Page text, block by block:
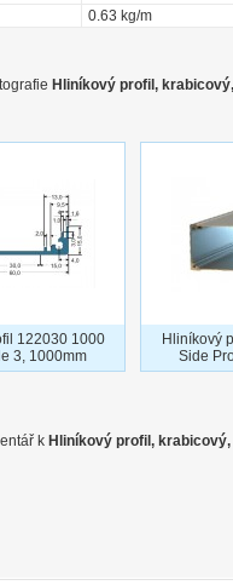
0.63 kg/m
Hliníkový profil,
122030 1000
3, 1000mm
Hliníkový
Side
k Hliníkový profil,